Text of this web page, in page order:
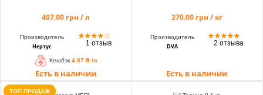
407.00 грн / л
Производитель
Нертус
★★★★☆
1 отзыв
Кешбэк 4.07 ₴ /л
Есть в наличии
370.00 грн / кг
Производитель
DVA
★★★★★
2 отзыва
Есть в наличии
ТОП ПРОДАЖ